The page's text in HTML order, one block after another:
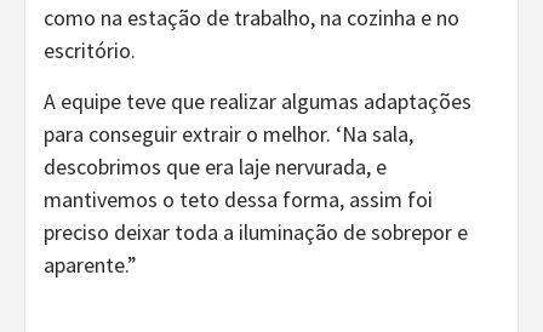
como na estação de trabalho, na cozinha e no
escritório.
A equipe teve que realizar algumas adaptações
para conseguir extrair o melhor. ‘Na sala,
descobrimos que era laje nervurada, e
mantivemos o teto dessa forma, assim foi
preciso deixar toda a iluminação de sobrepor e
aparente.”